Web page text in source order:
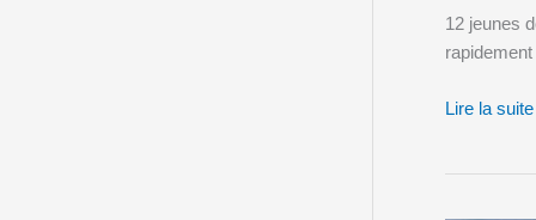
12 jeunes
Lire la